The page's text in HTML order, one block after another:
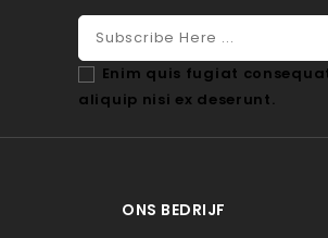
Enim quis fugiat
aliquip nisi ex deserunt.
ONS BEDRIJF